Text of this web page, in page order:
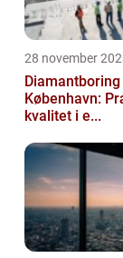
28 november
Diamantboring
København:
kvalitet i e...